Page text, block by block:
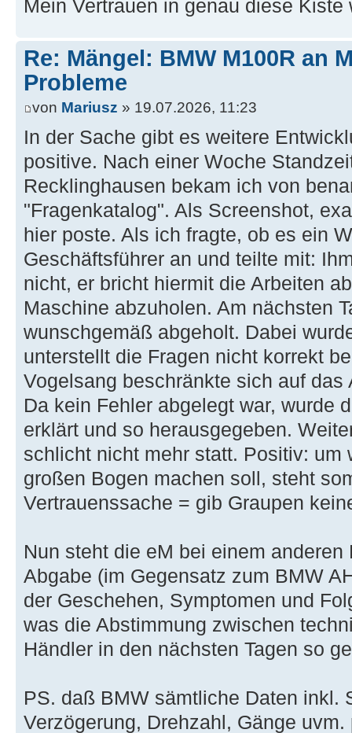
Mein Vertrauen in genau diese Kiste
Re: Mängel: BMW M100R an
Probleme
von Mariusz » 19.07.2026, 11:23
In der Sache gibt es weitere
positive. Nach einer Woche
Recklinghausen bekam ich von
"Fragenkatalog". Als Screenshot,
hier poste. Als ich fragte, ob es ein
Geschäftsführer an und teilte mit:
nicht, er bricht hiermit die Arbeiten
Maschine abzuholen. Am nächsten
wunschgemäß abgeholt. Dabei
unterstellt die Fragen nicht korrekt
Vogelsang beschränkte sich auf
Da kein Fehler abgelegt war, wurde
erklärt und so herausgegeben.
schlicht nicht mehr statt. Positiv: um
großen Bogen machen soll, steht
Vertrauenssache = gib Graupen
Nun steht die eM bei einem
Abgabe (im Gegensatz zum BMW
der Geschehen, Symptomen und
was die Abstimmung zwischen
Händler in den nächsten Tagen so
PS. daß BMW sämtliche Daten inkl.
Verzögerung, Drehzahl, Gänge